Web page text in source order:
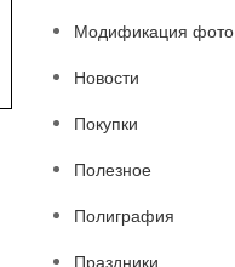
Модификация фото
Новости
Покупки
Полезное
Полиграфия
Праздники